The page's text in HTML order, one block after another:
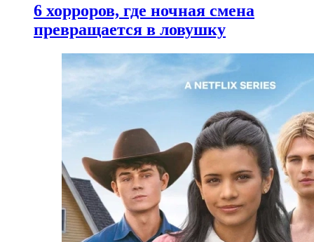
6 хорроров, где ночная смена
превращается в ловушку